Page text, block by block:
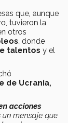
que, aunque
tuvieron la
otros
, donde
talentos y el
de Ucrania,
acciones
un mensaje que